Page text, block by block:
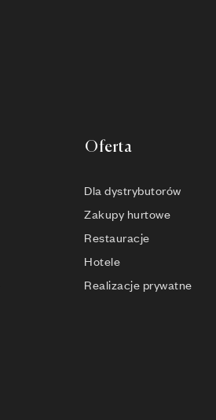
Oferta
Dla dystrybutorów
Zakupy hurtowe
Restauracje
Hotele
Realizacje prywatne